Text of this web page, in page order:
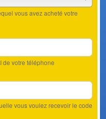
vous avez acheté votre
de votre téléphone
vous voulez recevoir le code